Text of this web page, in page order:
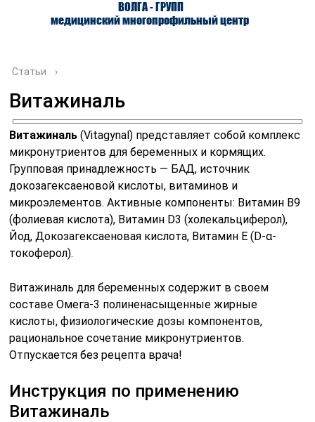
ВОЛГА - ГРУПП
медицинский многопрофильный центр
О ЦЕНТРЕ ВРАЧИ УСЛУГИ
Статьи ›
Витажиналь
Витажиналь (Vitagynal) представляет собой комплекс
микронутриентов для беременных и кормящих.
Групповая принадлежность — БАД, источник
докозагексаеновой кислоты, витаминов и
микроэлементов. Активные компоненты: Витамин B9
(фолиевая кислота), Витамин D3 (холекальциферол),
Йод, Докозагексаеновая кислота, Витамин E (D-α-
токоферол).
Витажиналь для беременных содержит в своем
составе Омега-3 полиненасыщенные жирные
кислоты, физиологические дозы компонентов,
рациональное сочетание микронутриентов.
Отпускается без рецепта врача!
Инструкция по применению
Витажиналь